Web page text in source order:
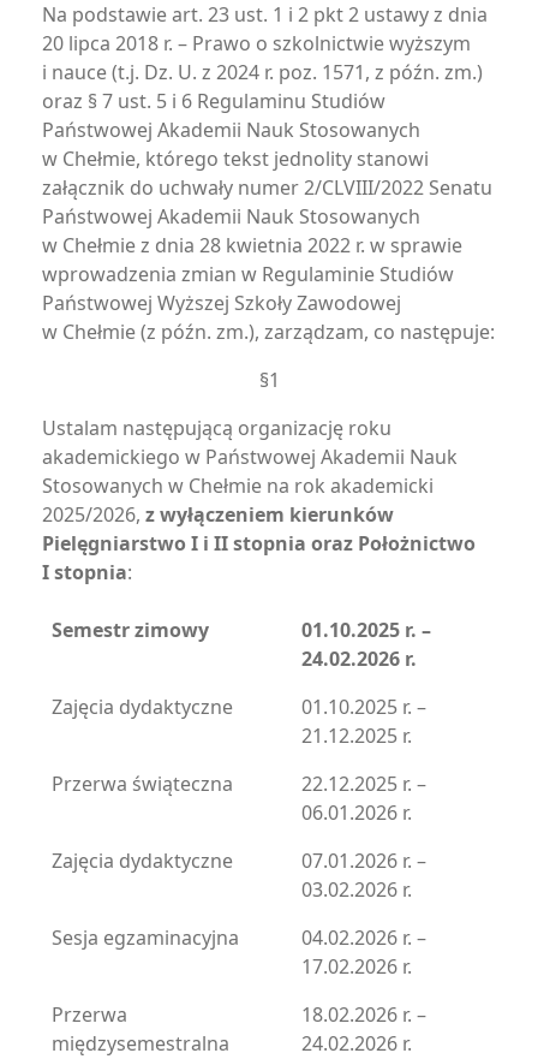
Na podstawie art. 23 ust. 1 i 2 pkt 2 ustawy z dnia
20 lipca 2018 r. – Prawo o szkolnictwie wyższym
i nauce (t.j. Dz. U. z 2024 r. poz. 1571, z późn. zm.)
oraz § 7 ust. 5 i 6 Regulaminu Studiów
Państwowej Akademii Nauk Stosowanych
w Chełmie, którego tekst jednolity stanowi
załącznik do uchwały numer 2/CLVIII/2022 Senatu
Państwowej Akademii Nauk Stosowanych
w Chełmie z dnia 28 kwietnia 2022 r. w sprawie
wprowadzenia zmian w Regulaminie Studiów
Państwowej Wyższej Szkoły Zawodowej
w Chełmie (z późn. zm.), zarządzam, co następuje:
§1
Ustalam następującą organizację roku
akademickiego w Państwowej Akademii Nauk
Stosowanych w Chełmie na rok akademicki
2025/2026, z wyłączeniem kierunków
Pielęgniarstwo I i II stopnia oraz Położnictwo
I stopnia:
Semestr zimowy
01.10.2025 r. –
24.02.2026 r.
Zajęcia dydaktyczne
01.10.2025 r. –
21.12.2025 r.
Przerwa świąteczna
22.12.2025 r. –
06.01.2026 r.
Zajęcia dydaktyczne
07.01.2026 r. –
03.02.2026 r.
Sesja egzaminacyjna
04.02.2026 r. –
17.02.2026 r.
Przerwa
międzysemestralna
18.02.2026 r. –
24.02.2026 r.